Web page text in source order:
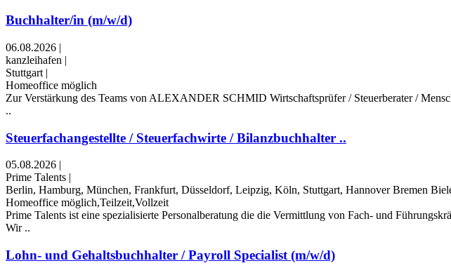
Buchhalter/in (m/w/d)
06.08.2026 |
kanzleihafen |
Stuttgart |
Homeoffice möglich
Zur Verstärkung des Teams von ALEXANDER SCHMID Wirtschaftsprüfer / Steuerberater /
..
Steuerfachangestellte / Steuerfachwirte / Bilanzbuchhalter ..
05.08.2026 |
Prime Talents |
Berlin, Hamburg, München, Frankfurt, Düsseldorf, Leipzig, Köln, Stuttgart, Hannover Bremen
Homeoffice möglich,Teilzeit,Vollzeit
Prime Talents ist eine spezialisierte Personalberatung die die Vermittlung von Fach- und
Wir ..
Lohn- und Gehaltsbuchhalter / Payroll Specialist (m/w/d)